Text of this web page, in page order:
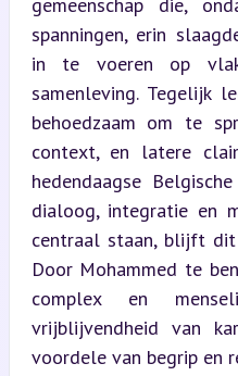
spanningen, erin
in te voeren op
samenleving. Tegelijk
behoedzaam om te
context, en latere
hedendaagse
dialoog, integratie en
centraal staan, blijft
Door Mohammed te
complex en
vrijblijvendheid van
voordele van begrip en